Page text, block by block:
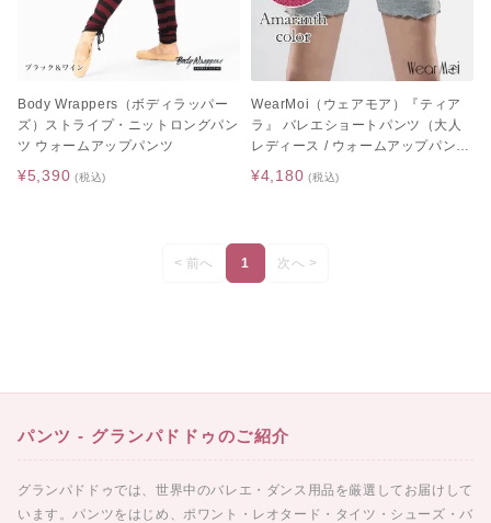
Body Wrappers（ボディラッパー
ズ）ストライプ・ニットロングパン
ツ ウォームアップパンツ
¥5,390 (税込)
WearMoi（ウェアモア）『ティア
ラ』 バレエショートパンツ（大人
レディース / ウォームアップパン
ツ）
¥4,180 (税込)
< 前へ 1 次へ >
パンツ - グランパドドゥのご紹介
グランパドドゥでは、世界中のバレエ・ダンス用品を厳選してお届けして
います。パンツをはじめ、ポワント・レオタード・タイツ・シューズ・バ